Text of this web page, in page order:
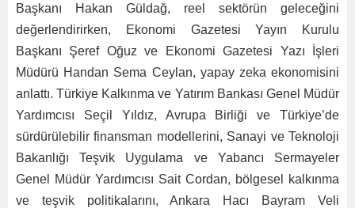
Başkanı Hakan Güldağ, reel sektörün geleceğini
değerlendirirken, Ekonomi Gazetesi Yayın Kurulu
Başkanı Şeref Oğuz ve Ekonomi Gazetesi Yazı İşleri
Müdürü Handan Sema Ceylan, yapay zeka ekonomisini
anlattı. Türkiye Kalkınma ve Yatırım Bankası Genel Müdür
Yardımcısı Seçil Yıldız, Avrupa Birliği ve Türkiye’de
sürdürülebilir finansman modellerini, Sanayi ve Teknoloji
Bakanlığı Teşvik Uygulama ve Yabancı Sermayeler
Genel Müdür Yardımcısı Sait Cordan, bölgesel kalkınma
ve teşvik politikalarını, Ankara Hacı Bayram Veli